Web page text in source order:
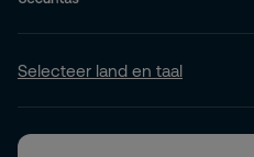
Selecteer land en taal